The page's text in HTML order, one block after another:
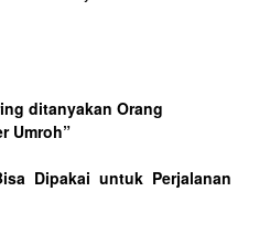
ditanyakan Orang
Umroh”
Dipakai untuk Perjalanan